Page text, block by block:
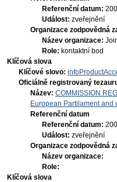
Referenční datum:
Událost: zveřejnění
Organizace zodpovědná
Název organizace:
Role: kontaktní bod
Klíčová slova
Klíčové slovo:
Oficiálně registrovaný
Název: COMMISSION
European Partilament and
Referenční datum
Referenční datum:
Událost: zveřejnění
Organizace zodpovědná
Název organizace:
Role:
Klíčová slova